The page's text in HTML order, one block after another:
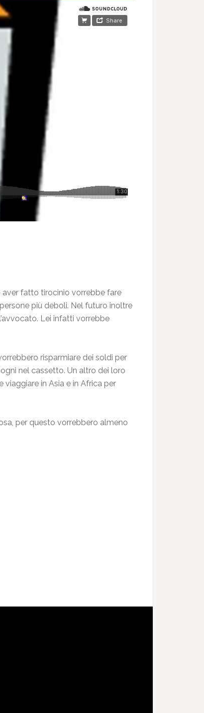
aver fatto tirocinio vorrebbe fare
più deboli. Nel futuro inoltre
Lei infatti vorrebbe
risparmiare dei soldi per
nel cassetto. Un altro dei loro
in Asia e in Africa per
per questo vorrebbero almeno